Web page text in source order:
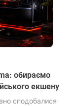
обираємо
екшену
сподобалися